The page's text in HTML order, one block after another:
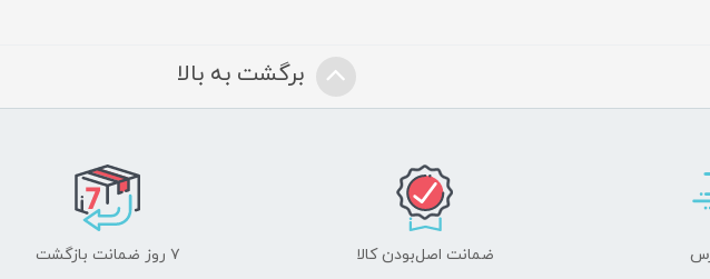
برگشت به بالا
ضمانت اصل‌بودن کالا ۷ روز ضمانت بازگشت